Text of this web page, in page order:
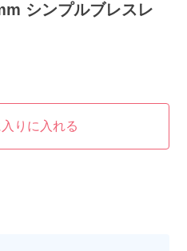
シンプルブレスレ
りに入れる